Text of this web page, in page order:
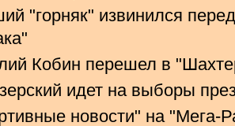
"горняк" извинился
Кобин перешел в
идет на выборы
новости" на "Мега-